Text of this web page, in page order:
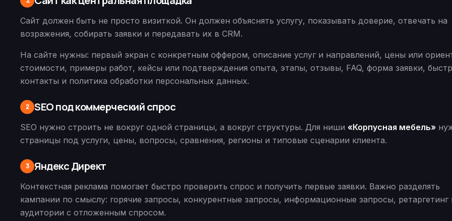
Сайт должен быть не просто визиткой. Он должен объяснять услугу, показывать доверие, отвечать на
возражения, собирать заявки и передавать их в CRM.
На сайте нужны: первый экран с конкретным оффером, описание услуг и направлений, цены или
стоимости, примеры работ, кейсы или подтверждения опыта, этапы, отзывы, FAQ, форма заявки,
контакты и политика обработки персональных данных.
2 SEO под коммерческий спрос
SEO нужно строить не вокруг одной страницы, а вокруг структуры. Для ниши «Корпусная мебель»
страницы под услуги, цены, вопросы, сравнения, регионы и типовые сценарии клиента.
3 Яндекс Директ
Контекстная реклама помогает быстро проверить спрос и получить первые заявки. Важно разделять
кампании по смыслу: горячие запросы, конкурентные запросы, информационные запросы, ретаргетинг
аудитории с отложенным спросом.